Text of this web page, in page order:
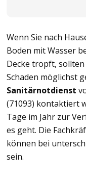
Wenn Sie nach
Boden mit Wasser
Decke tropft, sollten
Schaden möglichst
Sanitärnotdienst
(71093) kontaktiert
Tage im Jahr zur
es geht. Die
können bei
sein.